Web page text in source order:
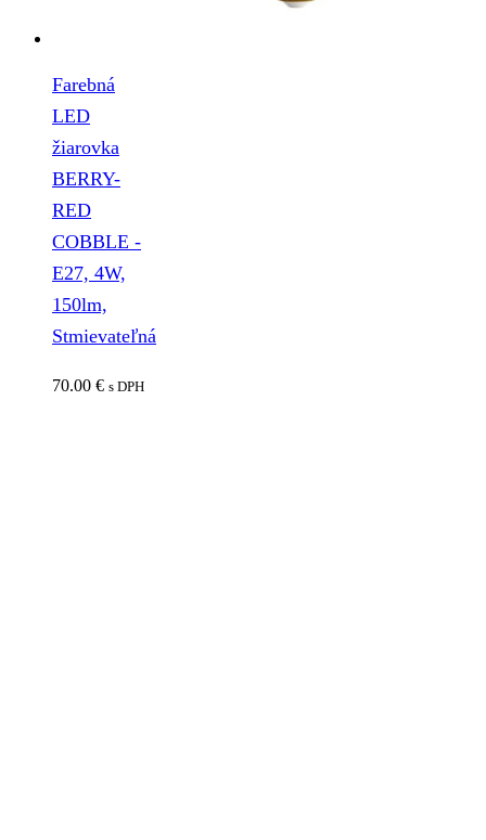
Farebná
LED
žiarovka
BERRY-
RED
COBBLE -
E27, 4W,
150lm,
Stmievateľná
70.00 € s DPH